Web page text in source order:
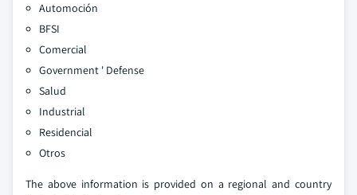
Automoción
BFSI
Comercial
Government ' Defense
Salud
Industrial
Residencial
Otros
The above information is provided on a regional and country